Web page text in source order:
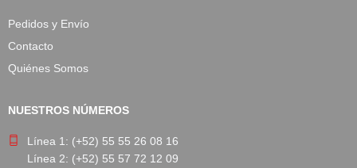
Pedidos y Envío
Contacto
Quiénes Somos
NUESTROS NÚMEROS
Línea 1: (+52) 55 55 26 08 16
Línea 2: (+52) 55 57 72 12 09